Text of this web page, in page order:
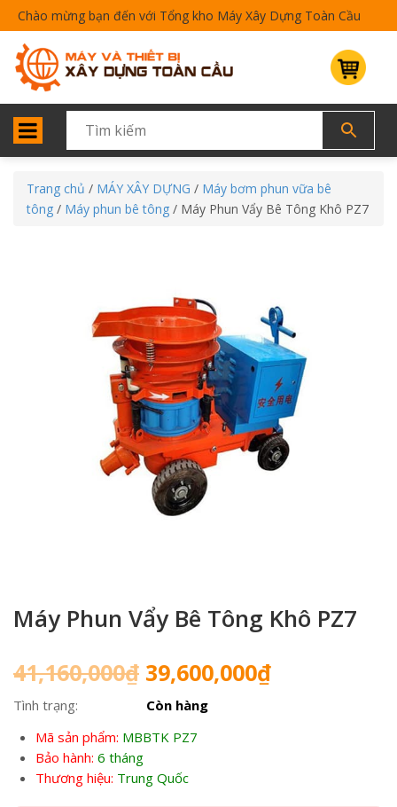
Chào mừng bạn đến với Tổng kho Máy Xây Dựng Toàn Cầu
Trang chủ / MÁY XÂY DỰNG / Máy bơm phun vữa bê
tông / Máy phun bê tông / Máy Phun Vẩy Bê Tông Khô PZ7
Máy Phun Vẩy Bê Tông Khô PZ7
41,160,000₫ Giá
gốc
là:
41,160,000₫.
39,600,000₫Giá
Tình trạng:
Còn hàng
Mã sản phẩm: MBBTK PZ7
Bảo hành: 6 tháng
Thương hiệu: Trung Quốc